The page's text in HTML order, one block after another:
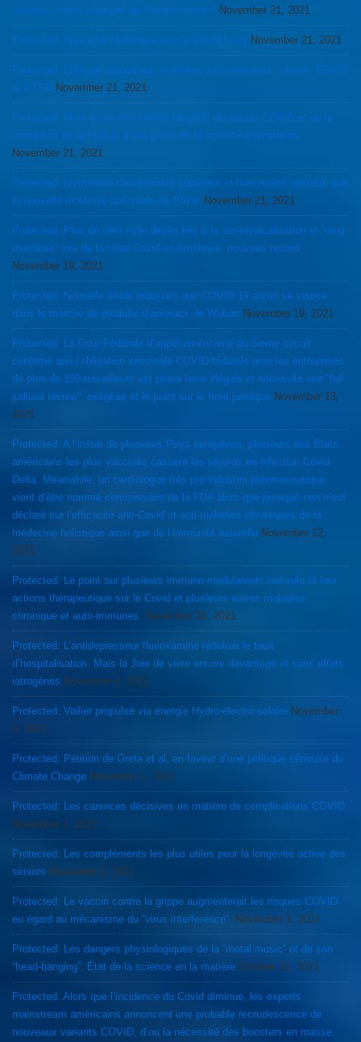
rouages “santé publique” du Governement ? November 21, 2021
Protected: Approche Holistique pour le Covid Long November 21, 2021
Protected: LDN par rapport aux maladies auto-immunes, cancer, COVID
et PTSD November 21, 2021
Protected: Mise à jour des limites (dégâts) du vaccin COVID et de la
corruption de la FDA et d’une partie de la science mainstream
November 21, 2021
Protected: Ivermectin cliniquement supérieur et bien moins onéreux que
la nouvelle molécule anti-virale de Pfizer November 21, 2021
Protected: Plus de cent mille décès liés à la sur-médicalisation et “drug
overdose” lors de la crise Covid en Amérique: nouveau record
November 19, 2021
Protected: Nouvelle étude indiquant que COVID 19 aurait sa source
dans le marché de produits d’animaux de Wuhan November 19, 2021
Protected: La Cour Fédérale d’appel américaine du 5ieme circuit
confirme que l’obligation vaccinale COVID fédérale pour les entreprises
de plus de 100 travailleurs est prima facie illégale et nécessite une “full
judicial review”: exégèse et le point sur le front juridique November 13,
2021
Protected: A l’instar de plusieurs Pays européens, plusieurs des Etats
américains les plus vaccinés cassent les records en infection Covid-
Delta. Meanwhile, un cardiologue très pro-industrie pharmaceutique
vient d’être nommé commissaire de la FDA alors que presque rien n’est
déclaré sur l’efficacité anti-Covid et anti-maladies chroniques de la
médecine holistique ainsi que de l’immunité naturelle November 12,
2021
Protected: Le point sur plusieurs immuno-modulateurs naturels et leur
actions thérapeutique sur le Covid et plusieurs autres maladies
chronique et auto-immunes.
November 10, 2021
Protected: L’antidepresseur fluvoxamine réduirait le taux
d’hospitalisation. Mais la Joie de vivre encore davantage et sans effets
iatrogènes November 4, 2021
Protected: Voilier propulsé via énergie Hydro-électro-solaire November
3, 2021
Protected: Pétition de Greta et al, en faveur d’une politique sérieuse du
Climate Change November 2, 2021
Protected: Les carences décisives en matière de complications COVID
November 1, 2021
Protected: Les compléments les plus utiles pour la longévité active des
séniors November 1, 2021
Protected: Le vaccin contre la grippe augmenterait les risques COVID
eu égard au mécanisme du “virus interference”. November 1, 2021
Protected: Les dangers physiologiques de la “metal music” et de son
“head-banging”. État de la science en la matière October 31, 2021
Protected: Alors que l’incidence du Covid diminue, les experts
mainstream américains annoncent une probable recrudescence de
nouveaux variants COVID, d’ou la nécessité des boosters en masse.